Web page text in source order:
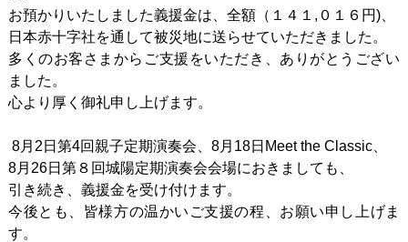
お預かりいたしました義援金は、全額（１４１,０１６円)、
日本赤十字社を通して被災地に送らせていただきました。
多くのお客さまからご支援 をいただき、ありがとうござい
ました。
心より厚く御礼申し上げます。
8月2日第4回親子定期演奏会、8月18日Meet the Classic、
8月26日第８回城陽定期演奏会会場におきましても、
引き続き、 義援金を受け付けます。
今後と も、 皆様方の温かいご支援の程 、お願い申し上げま
す。